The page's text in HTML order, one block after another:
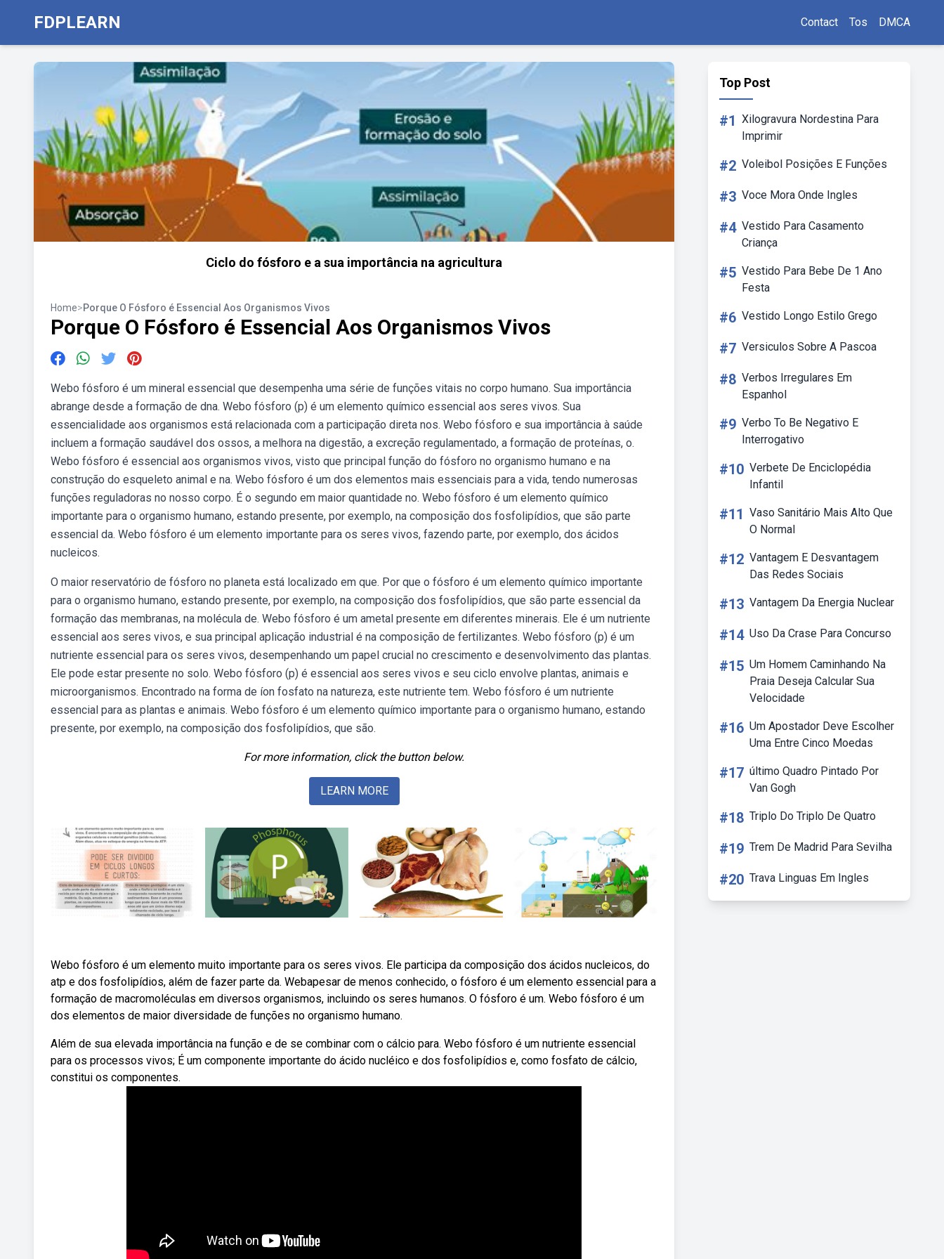
FDPLEARN Contact Tos DMCA
Ciclo do fósforo e a sua importância na agricultura
Home>Porque O Fósforo é Essencial Aos Organismos Vivos
Porque O Fósforo é Essencial Aos Organismos Vivos
Webo fósforo é um mineral essencial que desempenha uma série de funções vitais no corpo humano. Sua importância
abrange desde a formação de dna. Webo fósforo (p) é um elemento químico essencial aos seres vivos. Sua
essencialidade aos organismos está relacionada com a participação direta nos. Webo fósforo e sua importância à saúde
incluem a formação saudável dos ossos, a melhora na digestão, a excreção regulamentado, a formação de proteínas, o.
Webo fósforo é essencial aos organismos vivos, visto que principal função do fósforo no organismo humano e na
construção do esqueleto animal e na. Webo fósforo é um dos elementos mais essenciais para a vida, tendo numerosas
funções reguladoras no nosso corpo. É o segundo em maior quantidade no. Webo fósforo é um elemento químico
importante para o organismo humano, estando presente, por exemplo, na composição dos fosfolipídios, que são parte
essencial da. Webo fósforo é um elemento importante para os seres vivos, fazendo parte, por exemplo, dos ácidos
nucleicos.
O maior reservatório de fósforo no planeta está localizado em que. Por que o fósforo é um elemento químico importante
para o organismo humano, estando presente, por exemplo, na composição dos fosfolipídios, que são parte essencial da
formação das membranas, na molécula de. Webo fósforo é um ametal presente em diferentes minerais. Ele é um nutriente
essencial aos seres vivos, e sua principal aplicação industrial é na composição de fertilizantes. Webo fósforo (p) é um
nutriente essencial para os seres vivos, desempenhando um papel crucial no crescimento e desenvolvimento das plantas.
Ele pode estar presente no solo. Webo fósforo (p) é essencial aos seres vivos e seu ciclo envolve plantas, animais e
microorganismos. Encontrado na forma de íon fosfato na natureza, este nutriente tem. Webo fósforo é um nutriente
essencial para as plantas e animais. Webo fósforo é um elemento químico importante para o organismo humano, estando
presente, por exemplo, na composição dos fosfolipídios, que são.
For more information, click the button below.
LEARN MORE
Webo fósforo é um elemento muito importante para os seres vivos. Ele participa da composição dos ácidos nucleicos, do
atp e dos fosfolipídios, além de fazer parte da. Webapesar de menos conhecido, o fósforo é um elemento essencial para a
formação de macromoléculas em diversos organismos, incluindo os seres humanos. O fósforo é um. Webo fósforo é um
dos elementos de maior diversidade de funções no organismo humano.
Além de sua elevada importância na função e de se combinar com o cálcio para. Webo fósforo é um nutriente essencial
para os processos vivos; É um componente importante do ácido nucléico e dos fosfolipídios e, como fosfato de cálcio,
constitui os componentes.
Top Post
#1 Xilogravura Nordestina Para
Imprimir
#2 Voleibol Posições E Funções
#3 Voce Mora Onde Ingles
#4 Vestido Para Casamento
Criança
#5 Vestido Para Bebe De 1 Ano
Festa
#6 Vestido Longo Estilo Grego
#7 Versiculos Sobre A Pascoa
#8 Verbos Irregulares Em
Espanhol
#9 Verbo To Be Negativo E
Interrogativo
#10 Verbete De Enciclopédia
Infantil
#11 Vaso Sanitário Mais Alto Que
O Normal
#12 Vantagem E Desvantagem
Das Redes Sociais
#13 Vantagem Da Energia Nuclear
#14 Uso Da Crase Para Concurso
#15 Um Homem Caminhando Na
Praia Deseja Calcular Sua
Velocidade
#16 Um Apostador Deve Escolher
Uma Entre Cinco Moedas
#17 último Quadro Pintado Por
Van Gogh
#18 Triplo Do Triplo De Quatro
#19 Trem De Madrid Para Sevilha
#20 Trava Linguas Em Ingles